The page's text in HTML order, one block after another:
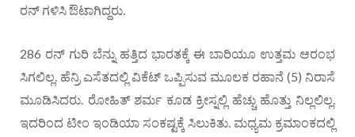
ರನ್ ಗಳಿಸಿ ಔಟಾಗಿದ್ದರು.
286 ರನ್ ಗುರಿ ಬೆನ್ನು ಹತ್ತಿದ ಭಾರತಕ್ಕೆ ಈ ಬಾರಿಯೂ ಉತ್ತಮ ಆರಂಭ
ಸಿಗಲಿಲ್ಲ. ಹೆನ್ರಿ ಎಸೆತದಲ್ಲಿ ವಿಕೆಟ್ ಒಪ್ಪಿಸುವ ಮೂಲಕ ರಹಾನೆ (5) ನಿರಾಸೆ
ಮೂಡಿಸಿದರು. ರೋಹಿತ್ ಶರ್ಮ ಕೂಡ ಕ್ರೀಸ್ನಲ್ಲಿ ಹೆಚ್ಚು ಹೊತ್ತು ನಿಲ್ಲಲಿಲ್ಲ.
ಇದರಿಂದ ಟೀಂ ಇಂಡಿಯಾ ಸಂಕಷ್ಟಕ್ಕೆ ಸಿಲುಕಿತು. ಮಧ್ಯಮ ಕ್ರಮಾಂಕದಲ್ಲಿ